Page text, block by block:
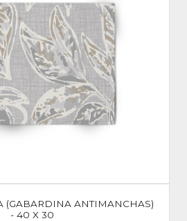
(GABARDINA ANTIMANCHAS)
- 40 X 30